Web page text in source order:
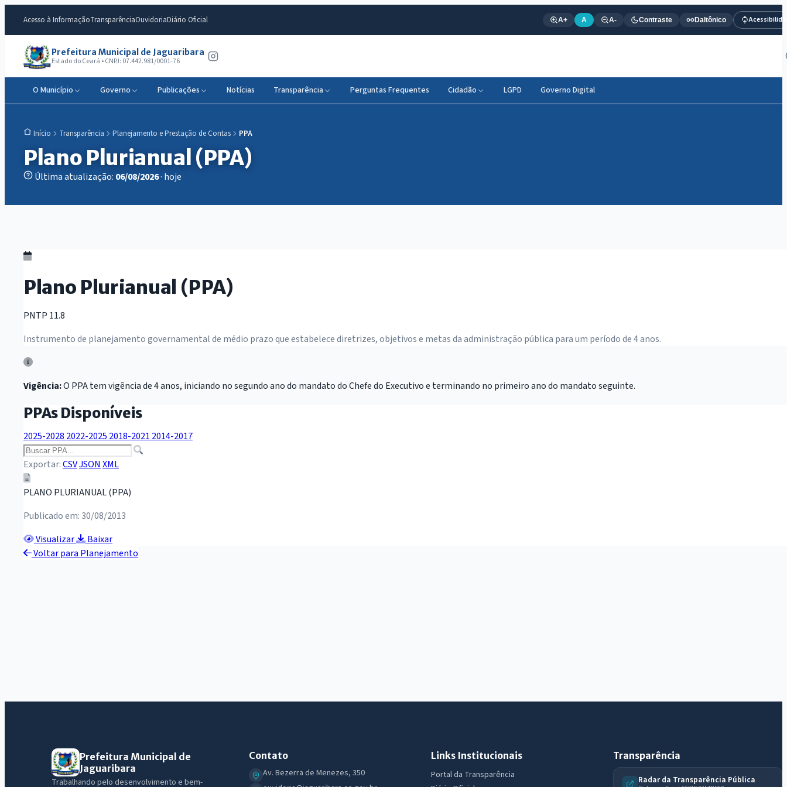
Acesso à InformaçãoTransparênciaOuvidoriaDiário Oficial A+ A A- Contraste Daltônico
Prefeitura Municipal de Jaguaribara
Estado do Ceará • CNPJ: 07.442.981/0001-76
O Município Governo Publicações Notícias Transparência Perguntas Frequentes Cidadão LGPD Governo Digital
Início Transparência Planejamento e Prestação de Contas PPA
Plano Plurianual (PPA)
Última atualização: 06/08/2026· hoje
Plano Plurianual (PPA)
PNTP 11.8
Instrumento de planejamento governamental de médio prazo que estabelece diretrizes, objetivos e metas da administração pública para um período de 4 anos.
Vigência:O PPA tem vigência de 4 anos, iniciando no segundo ano do mandato do Chefe do Executivo e terminando no primeiro ano do mandato seguinte.
PPAs Disponíveis
2025-2028 2022-2025 2018-2021 2014-2017
Exportar:CSVJSON XML
PLANO PLURIANUAL (PPA)
Publicado em: 30/08/2013
Visualizar
Baixar
Voltar para Planejamento
Prefeitura Municipal de
Jaguaribara
Trabalhando pelo desenvolvimento e bem-
Contato
Av. Bezerra de Menezes, 350
Links Institucionais
Portal da Transparência
Transparência
Radar da Transparência Pública